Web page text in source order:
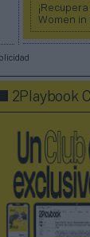
Women in
2Playbook